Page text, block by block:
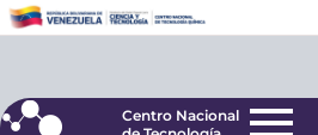
al
Centro Nacional
de Tecnología
Centro Nacional